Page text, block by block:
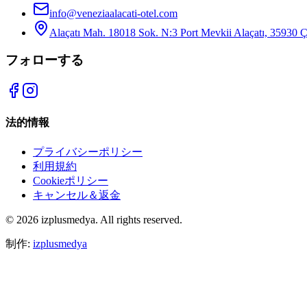
info@veneziaalacati-otel.com
Alaçatı Mah. 18018 Sok. N:3 Port Mevkii Alaçatı, 35930
フォローする
法的情報
プライバシーポリシー
利用規約
Cookieポリシー
キャンセル＆返金
© 2026 izplusmedya. All rights reserved.
制作: izplusmedya